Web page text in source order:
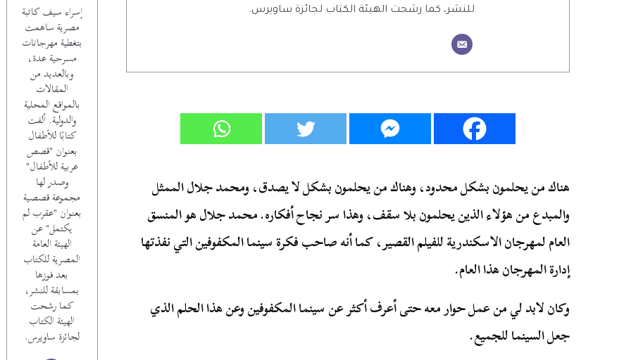
إسراء سيف كاتبة
مصرية ساهمت
بتغطية مهرجانات
مسرحية عدة،
وبالعديد من
المقالات
بالمواقع المحلية
والدولية. ألفت
كتابًا للأطفال
بعنوان "قصص
عربية للأطفال"
وصدر لها
مجموعة قصصية
بعنوان "عقرب لم
يكتمل" عن
الهيئة العامة
المصرية للكتاب
بعد فوزها
بمسابقة للنشر،
كما رشحت
الهيئة الكتاب
لجائزة ساويرس.
للنشر، كما رشحت الهيئة الكتاب لجائزة ساويرس.
هناك من يحلمون بشكل محدود، وهناك من يحلمون بشكل لا يصدق، ومحمد جلال الممثل
والمبدع من هؤلاء الذين يحلمون بلا سقف، وهذا سر نجاح أفكاره. محمد جلال هو المنسق
العام لمهرجان الاسكندرية للفيلم القصير، كما أنه صاحب فكرة سينما المكفوفين التي نفذتها
إدارة المهرجان هذا العام.
وكان لابد لي من عمل حوار معه حتى أعرف أكثر عن سينما المكفوفين وعن هذا الحلم الذي
جعل السينما للجميع.